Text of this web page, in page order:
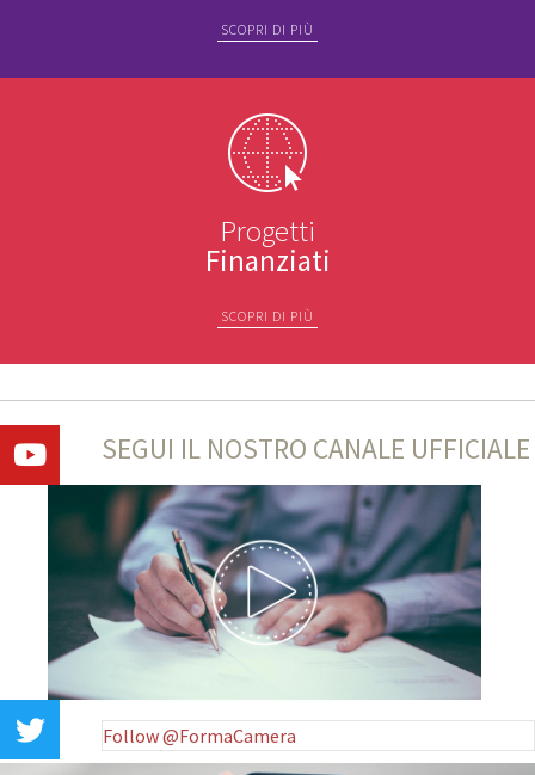
SCOPRI DI PIÙ
Progetti
Finanziati
SCOPRI DI PIÙ
SEGUI IL NOSTRO CANALE UFFICIALE
Follow @FormaCamera